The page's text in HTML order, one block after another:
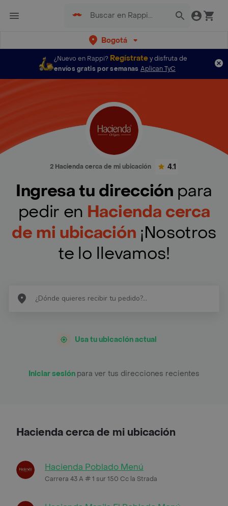
Bogotá
¿Nuevo en Rappi? Regístratey disfruta de
envíos gratis por semanas Aplican TyC
2 Hacienda cerca de mi ubicación 4.1
Ingresa tu dirección para
pedir en Hacienda cerca
de mi ubicación ¡Nosotros
te lo llevamos!
Usa tu ubicación actual
Iniciar sesión para ver tus direcciones recientes
Hacienda cerca de mi ubicación
Hacienda Poblado Menú
Carrera 43 A # 1 sur 150 Cc la Strada